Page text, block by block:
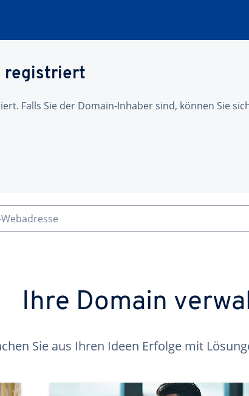
registriert
Falls Sie der Domain-Inhaber sind, können Sie
Ihre Domain
Sie aus Ihren Ideen Erfolge mit